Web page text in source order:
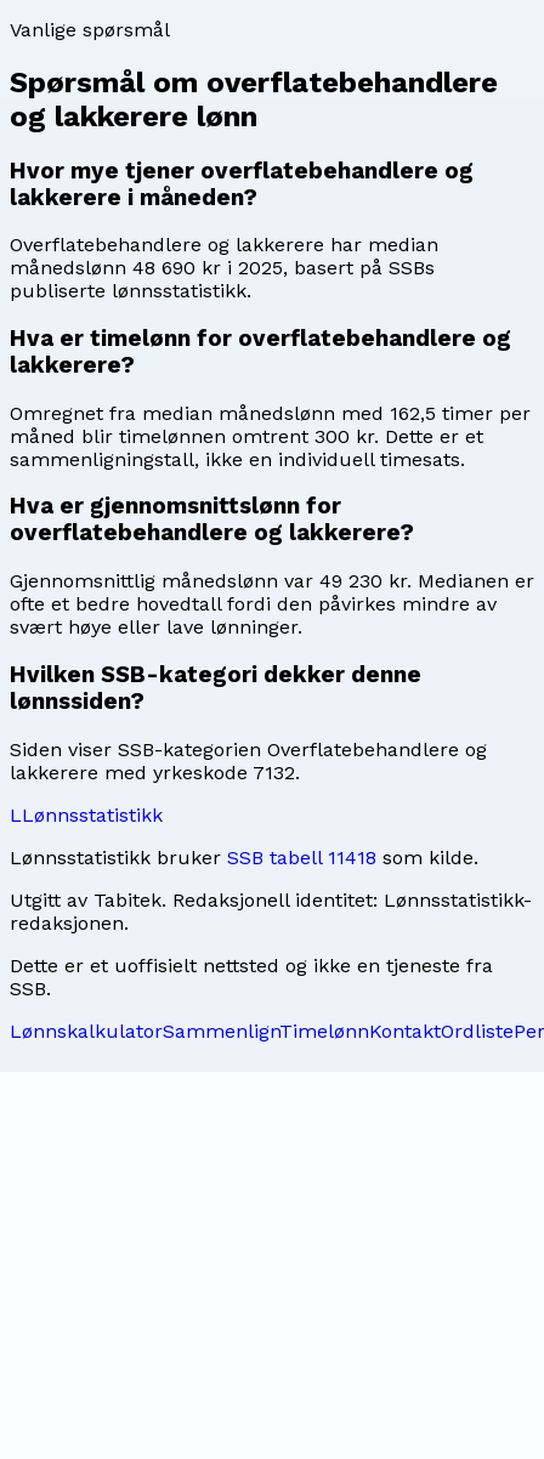
Vanlige spørsmål
Spørsmål om overflatebehandlere
og lakkerere lønn
Hvor mye tjener overflatebehandlere og
lakkerere i måneden?
Overflatebehandlere og lakkerere har median
månedslønn 48 690 kr i 2025, basert på SSBs
publiserte lønnsstatistikk.
Hva er timelønn for overflatebehandlere og
lakkerere?
Omregnet fra median månedslønn med 162,5 timer per
måned blir timelønnen omtrent 300 kr. Dette er et
sammenligningstall, ikke en individuell timesats.
Hva er gjennomsnittslønn for
overflatebehandlere og lakkerere?
Gjennomsnittlig månedslønn var 49 230 kr. Medianen er
ofte et bedre hovedtall fordi den påvirkes mindre av
svært høye eller lave lønninger.
Hvilken SSB-kategori dekker denne
lønnssiden?
Siden viser SSB-kategorien Overflatebehandlere og
lakkerere med yrkeskode 7132.
LLønnsstatistikk
Lønnsstatistikk bruker SSB tabell 11418 som kilde.
Utgitt av Tabitek. Redaksjonell identitet: Lønnsstatistikk-
redaksjonen.
Dette er et uoffisielt nettsted og ikke en tjeneste fra
SSB.
LønnskalkulatorSammenlignTimelønnKontaktOrdliste